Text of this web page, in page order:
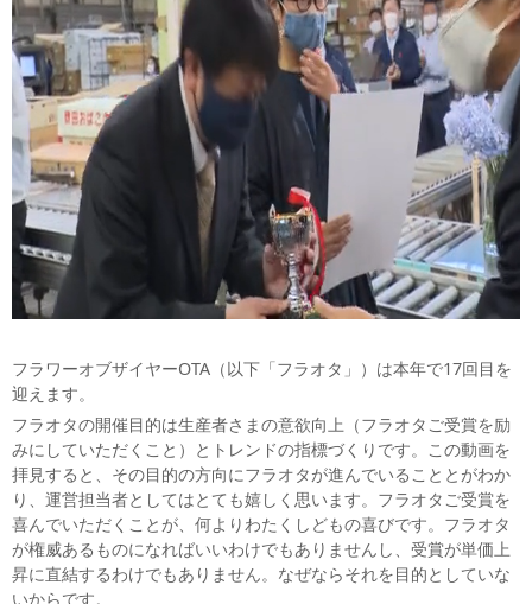
フラワーオブザイヤーOTA（以下「フラオタ」）は本年で17回目を
迎えます。
フラオタの開催目的は生産者さまの意欲向上（フラオタご受賞を励
みにしていただくこと）とトレンドの指標づくりです。この動画を
拝見すると、その目的の方向にフラオタが進んでいることとがわか
り、運営担当者としてはとても嬉しく思います。フラオタご受賞を
喜んでいただくことが、何よりわたくしどもの喜びです。フラオタ
が権威あるものになればいいわけでもありませんし、受賞が単価上
昇に直結するわけでもありません。なぜならそれを目的としていな
いからです。